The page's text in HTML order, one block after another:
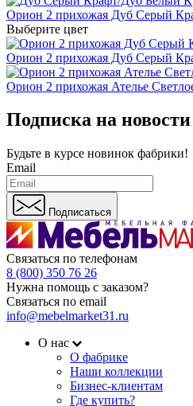
Орион 2 прихожая Дуб Серый
Выберите цвет
Орион 2 прихожая Дуб Серый
Орион 2 прихожая Ателье
Подписка на новости
Будьте в курсе новинок фабрики!
Email
Подписаться
Связаться по телефонам
8 (800) 350 76 26
Нужна помощь с заказом?
Связаться по email
info@mebelmarket31.ru
О нас
О фабрике
Наши коллекции
Бизнес-клиентам
Где купить?